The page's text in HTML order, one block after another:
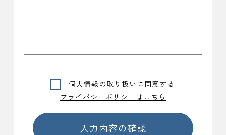
個人情報の取り扱いに同意する
プライバシーポリシーはこちら
入力内容の確認